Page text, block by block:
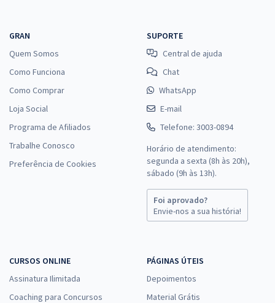
GRAN
Quem Somos
Como Funciona
Como Comprar
Loja Social
Programa de Afiliados
Trabalhe Conosco
Preferência de Cookies
SUPORTE
Central de ajuda
Chat
WhatsApp
E-mail
Telefone: 3003-0894
Horário de atendimento:
segunda a sexta (8h às 20h),
sábado (9h às 13h).
Foi aprovado?
Envie-nos a sua história!
CURSOS ONLINE
Assinatura Ilimitada
Coaching para Concursos
PÁGINAS ÚTEIS
Depoimentos
Material Grátis